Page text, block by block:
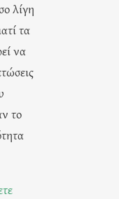
λίγη
τα
να
το